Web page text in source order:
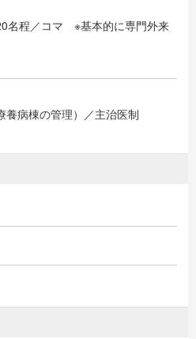
名程／コマ ※基本的に専門外来
養病棟の管理）／主治医制